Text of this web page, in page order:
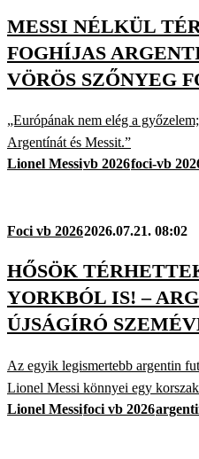
MESSI NÉLKÜL
FOGHÍJAS
VÖRÖS SZŐNYEG
„Európának nem elég a
Argentínát és Messit.”
Lionel Messivb 2026foci-vb
Foci vb 20262026.07.21. 08:02
HŐSÖK
YORKBÓL IS! –
ÚJSÁGÍRÓ
Az egyik legismertebb argentin
Lionel Messi könnyei egy
Lionel Messifoci vb 2026